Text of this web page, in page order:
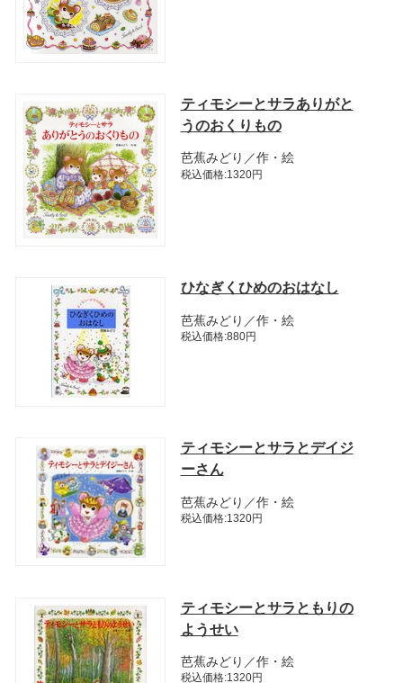
ティモシーとサラありがと
うのおくりもの
芭蕉みどり／作・絵
税込価格:1320円
ひなぎくひめのおはなし
芭蕉みどり／作・絵
税込価格:880円
ティモシーとサラとデイジ
ーさん
芭蕉みどり／作・絵
税込価格:1320円
ティモシーとサラともりの
ようせい
芭蕉みどり／作・絵
税込価格:1320円